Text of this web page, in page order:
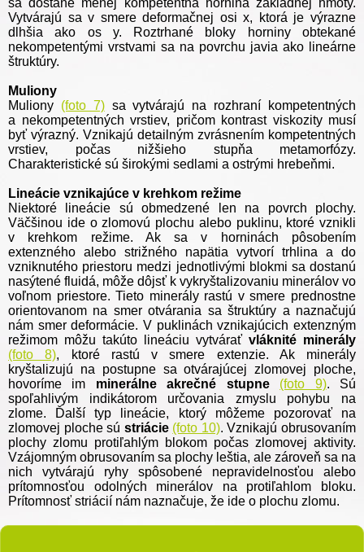
Vytvárajú sa v smere deformačnej osi x, ktorá je výrazne
dlhšia ako os y. Roztrhané bloky horniny obtekané
nekompetentými vrstvami sa na povrchu javia ako lineárne
štruktúry.
Muliony
Muliony (foto 7)sa vytvárajú na rozhraní kompetentných
a nekompetentných vrstiev, pričom kontrast viskozity musí
byť výrazný. Vznikajú detailným zvrásnením kompetentných
vrstiev, počas nižšieho stupňa metamorfózy.
Charakteristické sú širokými sedlami a ostrými hrebeňmi.
Lineácie vznikajúce v krehkom režime
Niektoré lineácie sú obmedzené len na povrch plochy.
Väčšinou ide o zlomovú plochu alebo puklinu, ktoré vznikli
v krehkom režime. Ak sa v horninách pôsobením
extenzného alebo strižného napätia vytvorí trhlina a do
vzniknutého priestoru medzi jednotlivými blokmi sa dostanú
nasýtené fluidá, môže dôjsť k vykryštalizovaniu minerálov vo
voľnom priestore. Tieto minerály rastú v smere prednostne
orientovanom na smer otvárania sa štruktúry a naznačujú
nám smer deformácie. V puklinách vznikajúcich extenzným
režimom môžu takúto lineáciu vytvárať vláknité minerály
(foto 8), ktoré rastú v smere extenzie. Ak minerály
kryštalizujú na postupne sa otvárajúcej zlomovej ploche,
hovoríme im minerálne akrečné stupne (foto 9). Sú
spoľahlivým indikátorom určovania zmyslu pohybu na
zlome. Ďalší typ lineácie, ktorý môžeme pozorovať na
zlomovej ploche sú striácie (foto 10). Vznikajú obrusovaním
plochy zlomu protiľahlým blokom počas zlomovej aktivity.
Vzájomným obrusovaním sa plochy leštia, ale zároveň sa na
nich vytvárajú ryhy spôsobené nepravidelnosťou alebo
prítomnosťou odolných minerálov na protiľahlom bloku.
Prítomnosť striácií nám naznačuje, že ide o plochu zlomu.